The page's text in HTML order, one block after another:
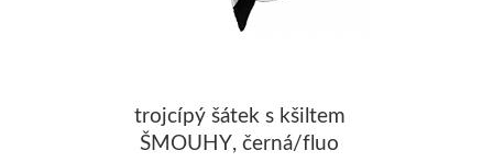
trojcípý šátek s kšiltem
ŠMOUHY, černá/fluo